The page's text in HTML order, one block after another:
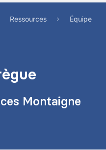
Ressources Équipe
Montaigne